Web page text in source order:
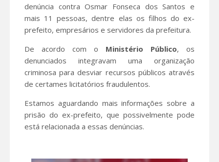
denúncia contra Osmar Fonseca dos Santos e
mais 11 pessoas, dentre elas os filhos do ex-
prefeito, empresários e servidores da prefeitura.
De acordo com o Ministério Público, os
denunciados integravam uma organização
criminosa para desviar recursos públicos através
de certames licitatórios fraudulentos.
Estamos aguardando mais informações sobre a
prisão do ex-prefeito, que possivelmente pode
está relacionada a essas denúncias.